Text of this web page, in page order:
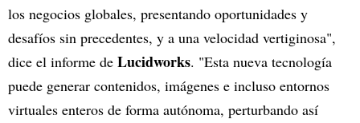
los negocios globales, presentando oportunidades y
desafíos sin precedentes, y a una velocidad vertiginosa",
dice el informe de Lucidworks. "Esta nueva tecnología
puede generar contenidos, imágenes e incluso entornos
virtuales enteros de forma autónoma, perturbando así